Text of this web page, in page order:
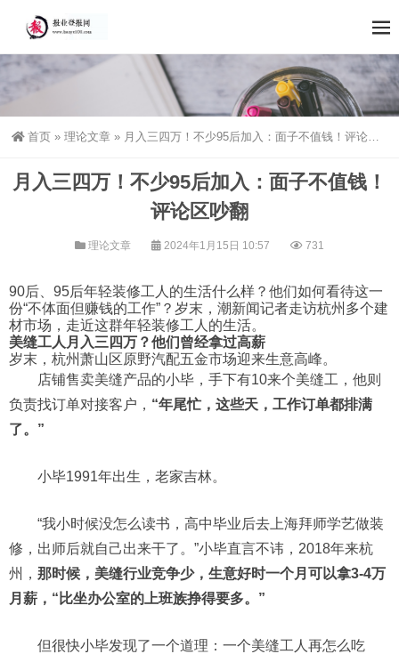
首页 » 理论文章 » 月入三四万！不少95后加入：面子不值钱！评论区吵翻
月入三四万！不少95后加入：面子不值钱！
评论区吵翻
理论文章 2024年1月15日 10:57 731
90后、95后年轻装修工人的生活什么样？他们如何看待这一
份“不体面但赚钱的工作”？岁末，潮新闻记者走访杭州多个建
材市场，走近这群年轻装修工人的生活。
美缝工人月入三四万？他们曾经拿过高薪
岁末，杭州萧山区原野汽配五金市场迎来生意高峰。
店铺售卖美缝产品的小毕，手下有10来个美缝工，他则
负责找订单对接客户， “年尾忙，这些天，工作订单都排满
了。”
小毕1991年出生，老家吉林。
“我小时候没怎么读书，高中毕业后去上海拜师学艺做装
修，出师后就自己出来干了。”小毕直言不讳，2018年来杭
州， 那时候，美缝行业竞争少，生意好时一个月可以拿3-4万
月薪，“比坐办公室的上班族挣得要多。”
但很快小毕发现了一个道理：一个美缝工人再怎么吃